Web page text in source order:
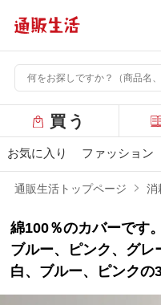
ー
バ
ュ
ー
買う
お気に入り ファッション
通販生活トップページ 消
綿100％のカバーです
ブルー、ピンク、グ
白、ブルー、ピンクの3